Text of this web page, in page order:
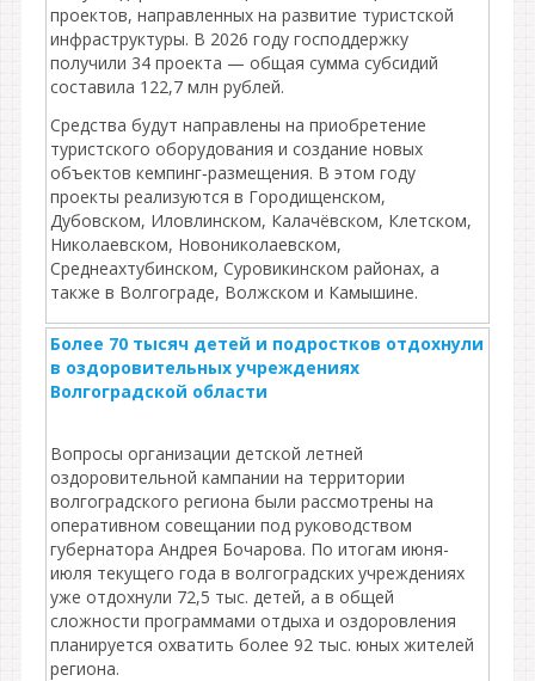
проектов, направленных на развитие туристской
инфраструктуры. В 2026 году господдержку
получили 34 проекта — общая сумма субсидий
составила 122,7 млн рублей.
Средства будут направлены на приобретение
туристского оборудования и создание новых
объектов кемпинг‑размещения. В этом году
проекты реализуются в Городищенском,
Дубовском, Иловлинском, Калачёвском, Клетском,
Николаевском, Новониколаевском,
Среднеахтубинском, Суровикинском районах, а
также в Волгограде, Волжском и Камышине.
Более 70 тысяч детей и подростков отдохнули
в оздоровительных учреждениях
Волгоградской области
Вопросы организации детской летней
оздоровительной кампании на территории
волгоградского региона были рассмотрены на
оперативном совещании под руководством
губернатора Андрея Бочарова. По итогам июня-
июля текущего года в волгоградских учреждениях
уже отдохнули 72,5 тыс. детей, а в общей
сложности программами отдыха и оздоровления
планируется охватить более 92 тыс. юных жителей
региона.